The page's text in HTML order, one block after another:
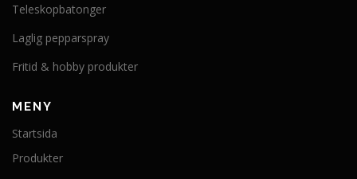
Teleskopbatonger
Laglig pepparspray
Fritid & hobby produkter
MENY
Startsida
Produkter